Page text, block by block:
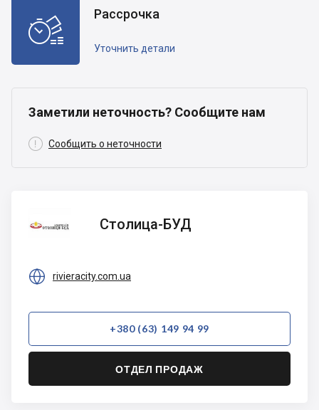

Рассрочка
Уточнить детали
Заметили неточность? Сообщите нам
 Сообщить о неточности
БУД
Столица-БУД
 rivieracity.com.ua
+380 (63) 149 94 99
ОТДЕЛ ПРОДАЖ